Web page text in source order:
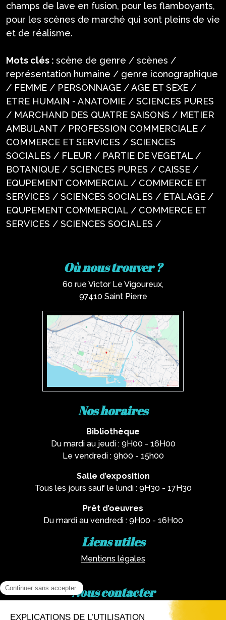
champs de lave en fusion, pour les flamboyants,
pour les scènes de marché qui sont pleins de vie
et de réalisme.
Mots clés : scène de genre / scènes /
représentation humaine / genre iconographique
/ FEMME / PERSONNAGE / AGE ET SEXE /
ETRE HUMAIN - ANATOMIE / SCIENCES PURES
/ MARCHAND DES QUATRE SAISONS / METIER
AMBULANT / PROFESSION COMMERCIALE /
COMMERCE ET SERVICES / SCIENCES
SOCIALES / FLEUR / PARTIE DE VEGETAL /
BOTANIQUE / SCIENCES PURES / CAISSE /
EQUPEMENT COMMERCIAL / COMMERCE ET
SERVICES / SCIENCES SOCIALES / ETALAGE /
EQUPEMENT COMMERCIAL / COMMERCE ET
SERVICES / SCIENCES SOCIALES /
Où nous trouver ?
60 rue Victor Le Vigoureux,
97410 Saint Pierre
Nos horaires
Bibliothèque
Du mardi au jeudi : 9H00 - 16H00
Le vendredi : 9h00 - 15h00
Salle d’exposition
Tous les jours sauf le lundi : 9H30 - 17H30
Prêt d’oeuvres
Du mardi au vendredi : 9H00 - 16H00
Liens utiles
Mentions légales
Nous contacter
02 62 81 77 60